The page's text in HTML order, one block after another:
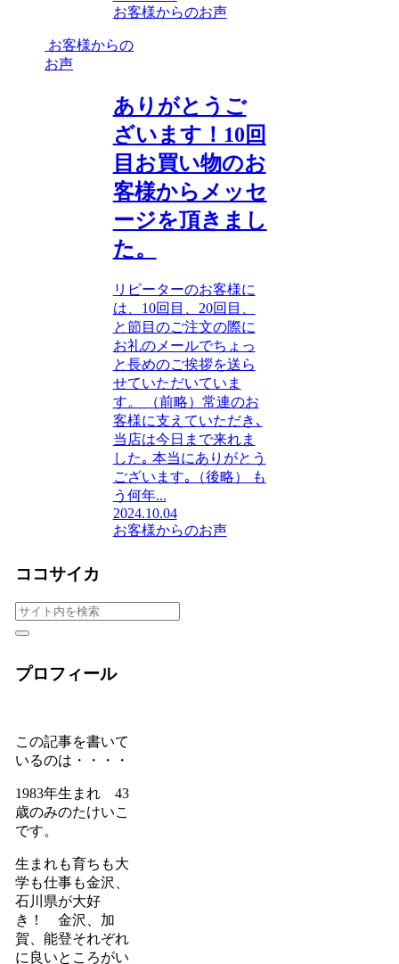
お客様からのお声
お客様からの
お声
ありがとうご
ざいます！10回
目お買い物のお
客様からメッセ
ージを頂きまし
た。
リピーターのお客様に
は、10回目、20回目、
と節目のご注文の際に
お礼のメールでちょっ
と長めのご挨拶を送ら
せていただいていま
す。 （前略）常連のお
客様に支えていただき､
当店は今日まで来れま
した｡ 本当にありがとう
ございます｡（後略） も
う何年...
2024.10.04
お客様からのお声
ココサイカ
プロフィール
この記事を書いて
いるのは・・・・
1983年生まれ 43
歳のみのたけいこ
です。
生まれも育ちも大
学も仕事も金沢、
石川県が大好
き！ 金沢、加
賀、能登それぞれ
に良いところがい